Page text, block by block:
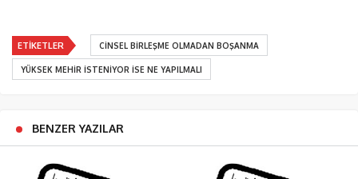
ETIKETLER CINSEL BIRLEŞME OLMADAN BOŞANMA
YÜKSEK MEHIR ISTENIYOR ISE NE YAPILMALI
BENZER YAZILAR